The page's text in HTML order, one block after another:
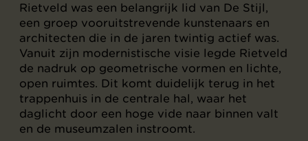
Rietveld was een belangrijk lid van De Stijl,
een groep vooruitstrevende kunstenaars en
architecten die in de jaren twintig actief was.
Vanuit zijn modernistische visie legde Rietveld
de nadruk op geometrische vormen en lichte,
open ruimtes. Dit komt duidelijk terug in het
trappenhuis in de centrale hal, waar het
daglicht door een hoge vide naar binnen valt
en de museumzalen instroomt.